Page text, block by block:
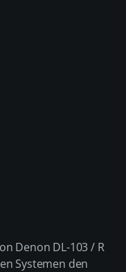
Denon DL-103 / R
Systemen den